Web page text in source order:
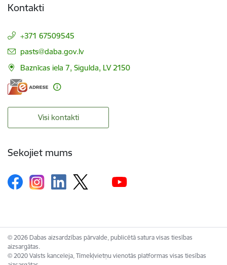
Kontakti
+371 67509545
E-pasts:
pasts@daba.gov.lv
Baznīcas iela 7, Sigulda, LV 2150
Visi kontakti
Sekojiet mums
© 2026 Dabas aizsardzības pārvalde, publicētā satura visas tiesības
aizsargātas.
© 2020 Valsts kanceleja, Tīmekļvietņu vienotās platformas visas tiesības